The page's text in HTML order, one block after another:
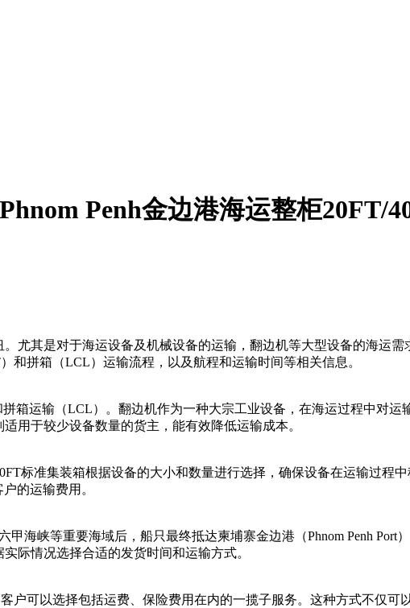
Penh金边港海运整柜20FT/
尤其是对于海运设备及机械设备的运输，翻边机等大型设备的海运
和拼箱（LCL）运输流程，以及航程和运输时间等相关信息。
箱运输（LCL）。翻边机作为一种大宗工业设备，在海运过程中对运
用于较少设备数量的货主，能有效降低运输成本。
标准集装箱根据设备的大小和数量进行选择，确保设备在运输过程
的运输费用。
海峡等重要海域后，船只最终抵达柬埔寨金边港（Phnom Penh Port
际情况选择合适的发货时间和运输方式。
户可以选择包括运费、保险费用在内的一揽子服务。这种方式不仅